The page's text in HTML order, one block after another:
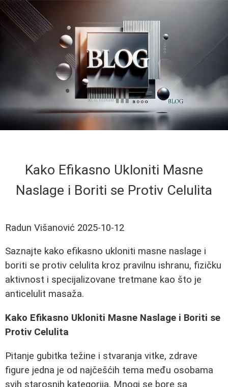
Kako Efikasno Ukloniti Masne
Naslage i Boriti se Protiv Celulita
Radun Višanović 2025-10-12
Saznajte kako efikasno ukloniti masne naslage i
boriti se protiv celulita kroz pravilnu ishranu, fizičku
aktivnost i specijalizovane tretmane kao što je
anticelulit masaža.
Kako Efikasno Ukloniti Masne Naslage i Boriti se
Protiv Celulita
Pitanje gubitka težine i stvaranja vitke, zdrave
figure jedna je od najčešćih tema među osobama
svih starosnih kategorija. Mnogi se bore sa